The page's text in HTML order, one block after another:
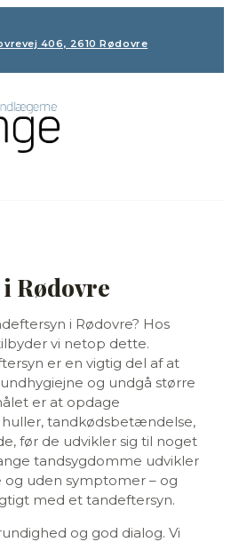
406, 2610 Rødovre
Rødovre
i Rødovre? Hos
vi netop dette.
er en vigtig del af at
og undgå større
er at opdage
tandkødsbetændelse,
før de udvikler sig til noget
tandsygdomme udvikler
og uden symptomer – og
med et tandeftersyn.
og god dialog. Vi